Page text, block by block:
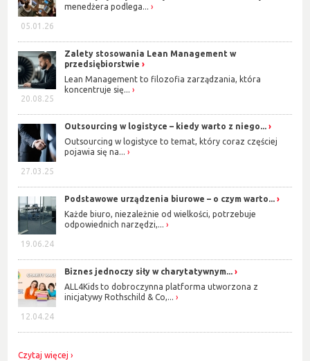
05.01.26
menedżera podlega...
20.08.25
Zalety stosowania Lean Management w
przedsiębiorstwie
Lean Management to filozofia zarządzania, która
koncentruje się...
27.03.25
Outsourcing w logistyce – kiedy warto z niego...
Outsourcing w logistyce to temat, który coraz częściej
pojawia się na...
19.06.24
Podstawowe urządzenia biurowe – o czym warto...
Każde biuro, niezależnie od wielkości, potrzebuje
odpowiednich narzędzi,...
12.04.24
Biznes jednoczy siły w charytatywnym...
ALL4Kids to dobroczynna platforma utworzona z
inicjatywy Rothschild & Co,...
Czytaj więcej